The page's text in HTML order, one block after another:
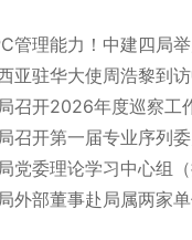
管理能力！中建四局
亚驻华大使周浩黎到
召开2026年度巡察工
召开第一届专业序列
党委理论学习中心组
外部董事赴局属两家